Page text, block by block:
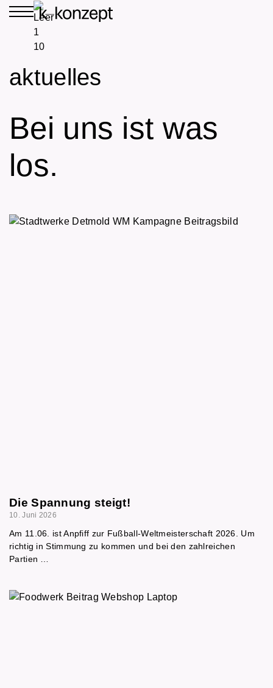
aktuelles
Bei uns ist was
los.
Die Spannung steigt!
10. Juni 2026
Am 11.06. ist Anpfiff zur Fußball-Weltmeisterschaft 2026. Um
richtig in Stimmung zu kommen und bei den zahlreichen
Partien …